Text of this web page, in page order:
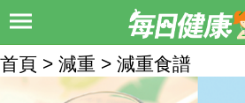
首頁 > 減重 > 減重食譜